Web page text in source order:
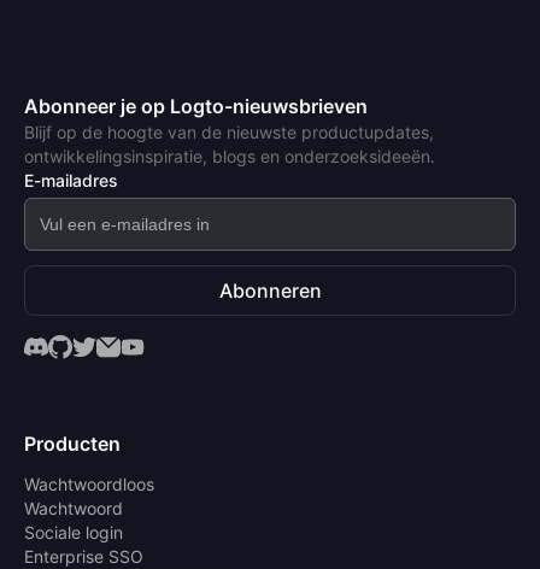
Abonneer je op Logto-nieuwsbrieven
Blijf op de hoogte van de nieuwste productupdates,
ontwikkelingsinspiratie, blogs en onderzoeksideeën.
E-mailadres
Abonneren
Producten
Wachtwoordloos
Wachtwoord
Sociale login
Enterprise SSO